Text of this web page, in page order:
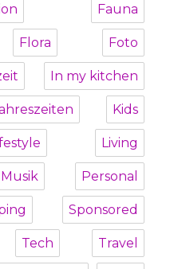
Fauna
Flora Foto
In my kitchen
Kids
Living
Musik Personal
Sponsored
Tech Travel